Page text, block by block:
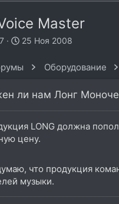
Master
Д
а
а
л
а
25 Ноя 2008
Оборудование
ли нам Лонг
LONG должна
цену.
что продукция
музыки.